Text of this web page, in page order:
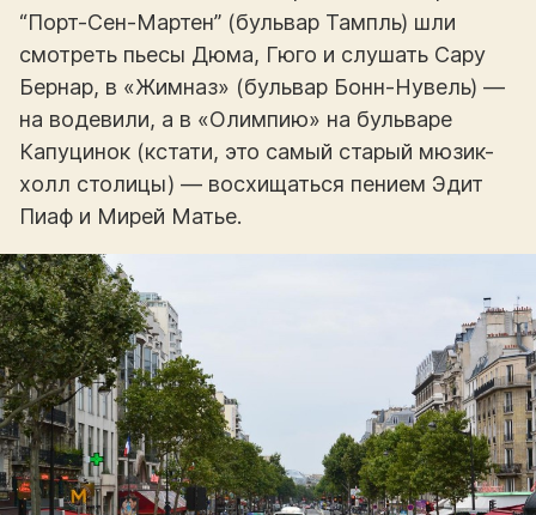
“Порт-Сен-Мартен” (бульвар Тампль) шли
смотреть пьесы Дюма, Гюго и слушать Сару
Бернар, в «Жимназ» (бульвар Бонн-Нувель) —
на водевили, а в «Олимпию» на бульваре
Капуцинок (кстати, это самый старый мюзик-
холл столицы) — восхищаться пением Эдит
Пиаф и Мирей Матье.